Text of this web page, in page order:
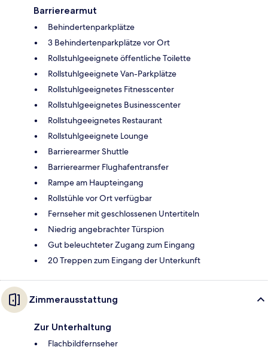
Barrierearmut
Behindertenparkplätze
3 Behindertenparkplätze vor Ort
Rollstuhlgeeignete öffentliche Toilette
Rollstuhlgeeignete Van-Parkplätze
Rollstuhlgeeignetes Fitnesscenter
Rollstuhlgeeignetes Businesscenter
Rollstuhgeeignetes Restaurant
Rollstuhlgeeignete Lounge
Barrierearmer Shuttle
Barrierearmer Flughafentransfer
Rampe am Haupteingang
Rollstühle vor Ort verfügbar
Fernseher mit geschlossenen Untertiteln
Niedrig angebrachter Türspion
Gut beleuchteter Zugang zum Eingang
20 Treppen zum Eingang der Unterkunft
Zimmerausstattung
Zur Unterhaltung
Flachbildfernseher